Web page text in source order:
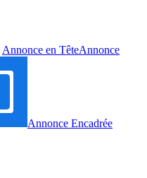
Annonce en TêteAnnonce
Annonce Encadrée